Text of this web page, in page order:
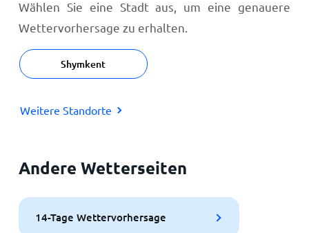
Wählen Sie eine Stadt aus, um eine genauere
Wettervorhersage zu erhalten.
Shymkent
Weitere Standorte
Andere Wetterseiten
14-Tage Wettervorhersage